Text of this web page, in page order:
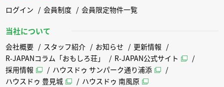
ログイン 会員制度 会員限定物件一覧
当社について
会社概要 スタッフ紹介 お知らせ
更新情報
R-JAPANコラム「おもしろ荘」
R-JAPAN公式サイト
採用情報
ハウスドゥ サンパーク通り浦添
ハウスドゥ 豊見城
ハウスドゥ 南風原